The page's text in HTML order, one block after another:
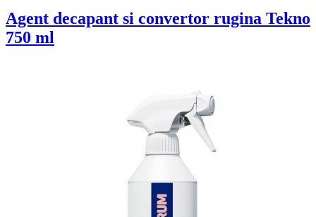
Agent decapant si convertor rugina Tekno
750 ml